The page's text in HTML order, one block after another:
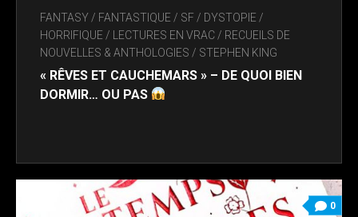
FANTASY / FANTASTIQUE / SF / DYSTOPIE /
HORRIFIQUE / LECTURES EN VRAC / RECUEILS DE
NOUVELLES & ANTHOLOGIES / STEPHEN KING
« RÊVES ET CAUCHEMARS » – DE QUOI BIEN
DORMIR… OU PAS
0